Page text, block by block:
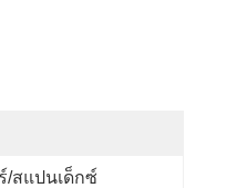
/สแปนเด็กซ์